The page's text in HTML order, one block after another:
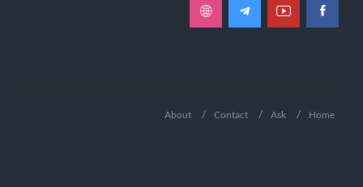
Home
Ask
Contact
About